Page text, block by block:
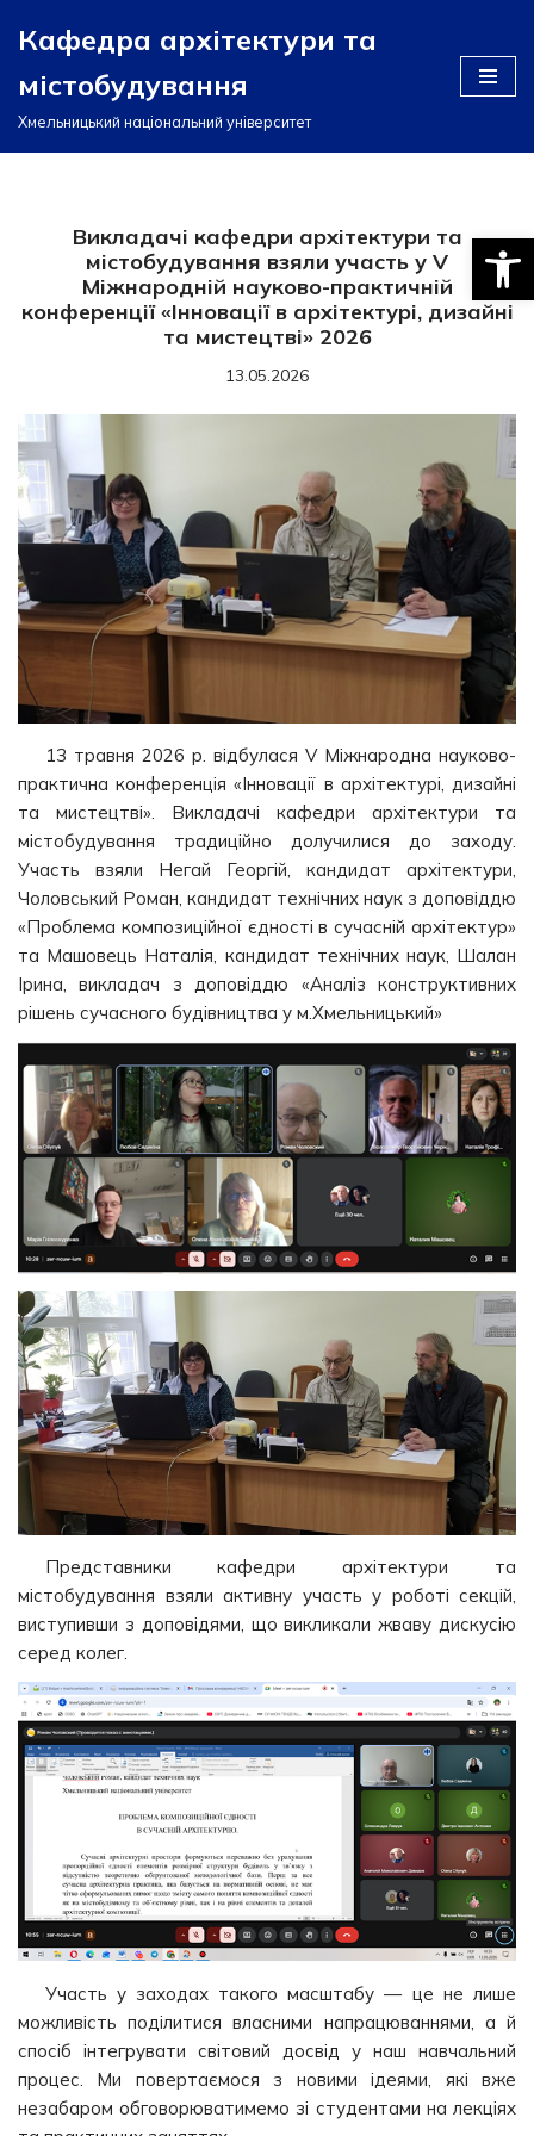
Перейти
до
вмісту
Кафедра архітектури та
містобудування
Хмельницький національний університет
Викладачі кафедри архітектури та
містобудування взяли участь у V
Міжнародній науково-практичній
конференції «Інновації в архітектурі, дизайні
та мистецтві» 2026
13.05.2026
13 травня 2026 р. відбулася V Міжнародна науково-
практична конференція «Інновації в архітектурі, дизайні
та мистецтві». Викладачі кафедри архітектури та
містобудування традиційно долучилися до заходу.
Участь взяли Негай Георгій, кандидат архітектури,
Чоловський Роман, кандидат технічних наук з доповіддю
«Проблема композиційної єдності в сучасній архітектур»
та Машовець Наталія, кандидат технічних наук, Шалан
Ірина, викладач з доповіддю «Аналіз конструктивних
рішень сучасного будівництва у м.Хмельницький»
Представники кафедри архітектури та
містобудування взяли активну участь у роботі секцій,
виступивши з доповідями, що викликали жваву дискусію
серед колег.
Участь у заходах такого масштабу — це не лише
можливість поділитися власними напрацюваннями, а й
спосіб інтегрувати світовий досвід у наш навчальний
процес. Ми повертаємося з новими ідеями, які вже
незабаром обговорюватимемо зі студентами на лекціях